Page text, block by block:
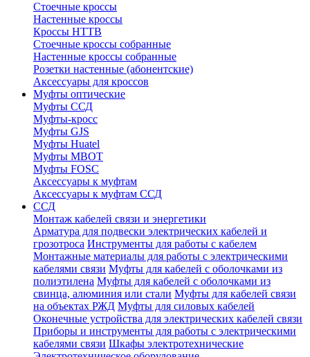
Стоечные кроссы
Настенные кроссы
Кроссы HTTB
Стоечные кроссы собранные
Настенные кроссы собранные
Розетки настенные (абонентские)
Аксессуары для кроссов
Муфты оптические
Муфты ССД
Муфты-кросс
Муфты GJS
Муфты Huatel
Муфты МВОТ
Муфты FOSC
Аксессуары к муфтам
Аксессуары к муфтам ССД
ССД
Монтаж кабелей связи и энергетики
Арматура для подвески электрических кабелей и
грозотроса Инструменты для работы с кабелем
Монтажные материалы для работы с электрическими
кабелями связи Муфты для кабелей с оболочками из
полиэтилена Муфты для кабелей с оболочками из
свинца, алюминия или стали Муфты для кабелей связи
на объектах РЖД Муфты для силовых кабелей
Оконечные устройства для электрических кабелей связи
Приборы и инструменты для работы с электрическими
кабелями связи Шкафы электротехнические